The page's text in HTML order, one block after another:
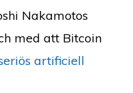
Nakamotos
med att Bitcoin
artificiell